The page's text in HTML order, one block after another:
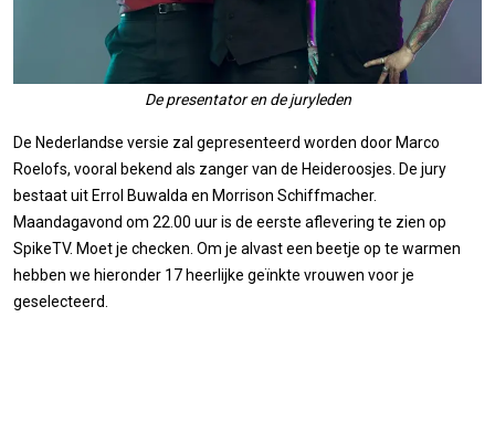
De presentator en de juryleden
De Nederlandse versie zal gepresenteerd worden door Marco
Roelofs, vooral bekend als zanger van de Heideroosjes. De jury
bestaat uit Errol Buwalda en Morrison Schiffmacher.
Maandagavond om 22.00 uur is de eerste aflevering te zien op
SpikeTV. Moet je checken. Om je alvast een beetje op te warmen
hebben we hieronder 17 heerlijke geïnkte vrouwen voor je
geselecteerd.